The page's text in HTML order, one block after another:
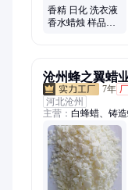
香精 日化 洗衣液
香水蜡烛 样品小
沧州蜂之翼蜡
7年 厂
河北沧州
主营： 白蜂蜡、铸
蜡、颗粒状蜂蜡